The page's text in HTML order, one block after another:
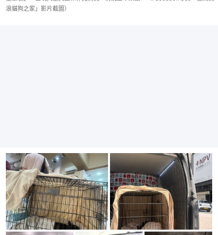
浪貓狗之家」影片截圖）